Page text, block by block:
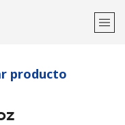
sesión →
producto